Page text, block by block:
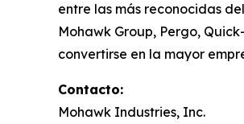
entre las más reconocidas
Mohawk Group, Pergo,
convertirse en la mayor
Contacto:
Mohawk Industries, Inc.